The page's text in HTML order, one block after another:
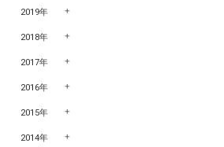
2019年
2018年
2017年
2016年
2015年
2014年